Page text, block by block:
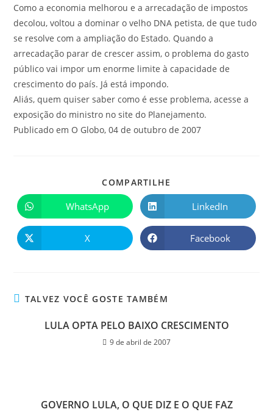
Como a economia melhorou e a arrecadação de impostos
decolou, voltou a dominar o velho DNA petista, de que tudo
se resolve com a ampliação do Estado. Quando a
arrecadação parar de crescer assim, o problema do gasto
público vai impor um enorme limite à capacidade de
crescimento do país. Já está impondo.
Aliás, quem quiser saber como é esse problema, acesse a
exposição do ministro no site do Planejamento.
Publicado em O Globo, 04 de outubro de 2007
COMPARTILHE
WhatsApp LinkedIn
X Facebook
TALVEZ VOCÊ GOSTE TAMBÉM
LULA OPTA PELO BAIXO CRESCIMENTO
9 de abril de 2007
GOVERNO LULA, O QUE DIZ E O QUE FAZ